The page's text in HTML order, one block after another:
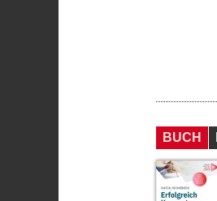
BUCH